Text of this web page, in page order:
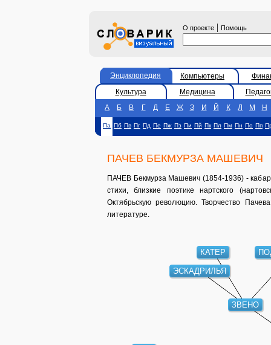
О проекте | Помощь
Энциклопедия Компьютеры
Культура
Медицина
А
Б В Г Д Е Ж З И Й К Л М Н
Па Пб Пв Пг Пд Пе Пж Пз Пи Пй Пк Пл Пм Пн По Пп
ПАЧЕВ БЕКМУРЗА МАШЕВИЧ
ПАЧЕВ Бекмурза Машевич (1854-1936) -
стихи, близкие поэтике нартского
Октябрьскую революцию. Творчество
литературе.
ЗВЕНО
КАТЕР
ЭСКАДРИЛЬЯ